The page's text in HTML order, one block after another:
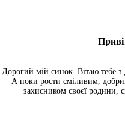
Дорогий мій синок. Вітаю тебе
А поки рости сміливим,
захисником своєї родини,